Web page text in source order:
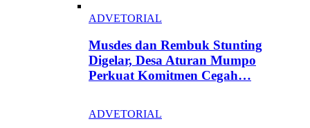
ADVETORIAL
Musdes dan Rembuk Stunting
Digelar, Desa Aturan Mumpo
Perkuat Komitmen Cegah…
ADVETORIAL